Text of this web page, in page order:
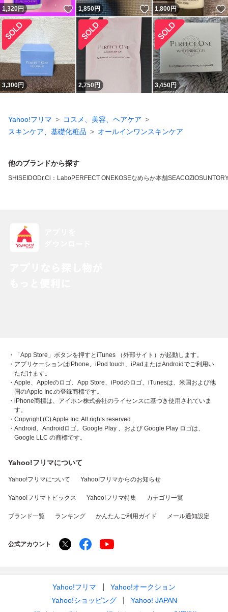
1,320円 いいね！
1,850円 いいね！
1,800円
3,300円 2,750円 3,450円
Yahoo!フリマ
コスメ、美容、ヘアケア
スキンケア、基礎化粧品
オールインワンスキンケア
他のブランドから探す
SHISEIDODr.Ci：LaboPERFECT ONEKOSEなめらか本舗SEACOZIO
・「App Store」ボタンを押すとiTunes （外部サイト）が起動します。
・アプリケーションはiPhone、iPod touch、iPadまたはAndroidでご利用い
ただけます。
・Apple、Appleのロゴ、App Store、iPodのロゴ、iTunesは、米国および他
国のApple Inc.の登録商標です。
・iPhone商標は、アイホン株式会社のライセンスに基づき使用されていま
す。
・Copyright (C) Apple Inc. All rights reserved.
・Android、Androidロゴ、Google Play 、および Google Play ロゴは、
Google LLC の商標です。
Yahoo!フリマについて
Yahoo!フリマについて Yahoo!フリマからのお知らせ
Yahoo!フリマトピックス Yahoo!フリマ特集 カテゴリ一覧
ブランド一覧 ランキング かんたんご利用ガイド メール通知設定
公式アカウント
Yahoo!フリマ
Yahoo!オークション
Yahoo!ショッピング
Yahoo! JAPAN